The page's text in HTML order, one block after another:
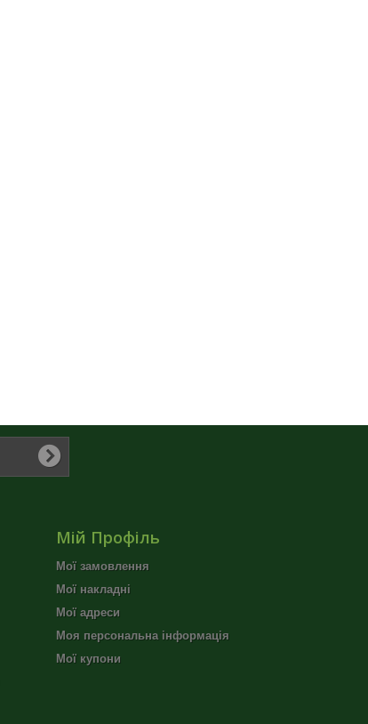
Мій Профіль
Мої замовлення
Мої накладні
Мої адреси
Моя персональна інформація
Мої купони